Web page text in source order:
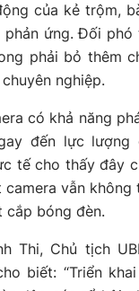
của kẻ trộm,
phản ứng. Đối phó
phải bỏ thêm
nghiệp.
có khả năng
đến lực
tế cho thấy đây
vẫn không
cắp bóng đèn.
Thi, Chủ tịch
biết: “Triển